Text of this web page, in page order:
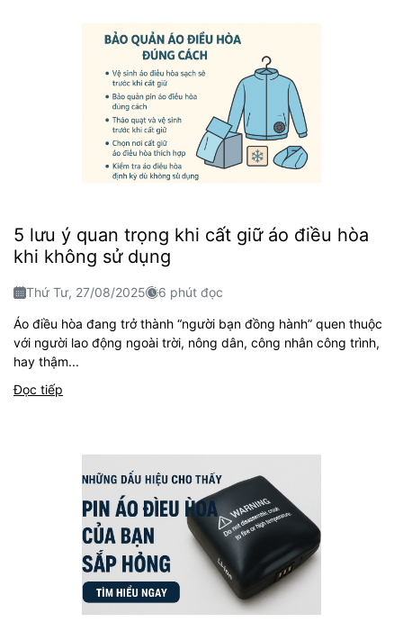
5 lưu ý quan trọng khi cất giữ áo điều hòa
khi không sử dụng
Thứ Tư, 27/08/2025 6 phút đọc
Áo điều hòa đang trở thành “người bạn đồng hành” quen thuộc
với người lao động ngoài trời, nông dân, công nhân công trình,
hay thậm...
Đọc tiếp